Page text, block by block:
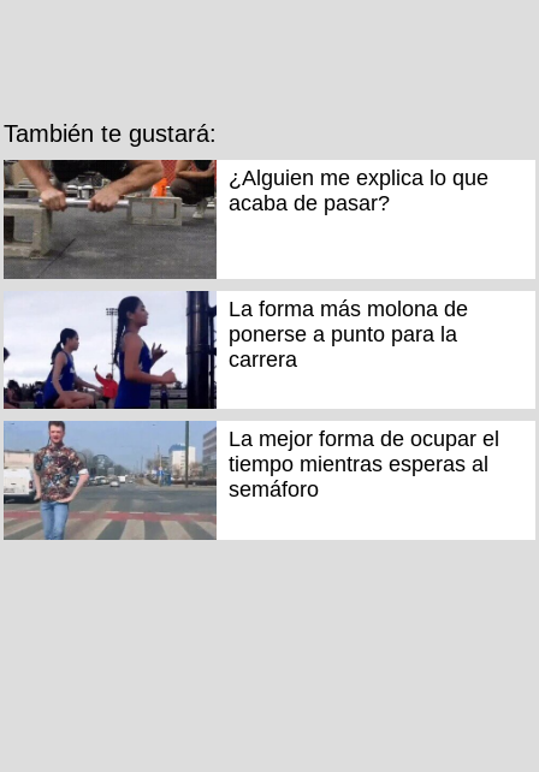
También te gustará:
¿Alguien me explica lo que
acaba de pasar?
La forma más molona de
ponerse a punto para la
carrera
La mejor forma de ocupar el
tiempo mientras esperas al
semáforo